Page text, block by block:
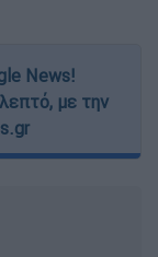
News!
με την